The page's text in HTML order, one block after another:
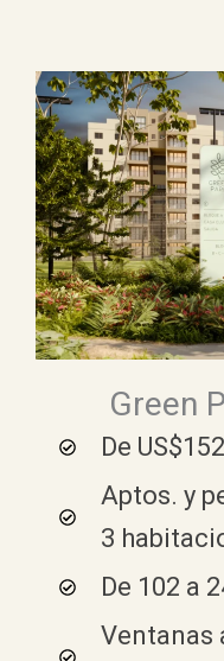
contenido
Green
De
Aptos. y
3
De 102 a
Ventanas